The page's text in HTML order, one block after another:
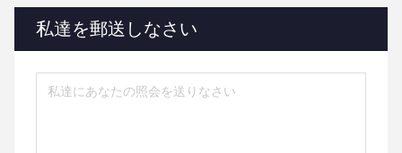
私達を郵送しなさい